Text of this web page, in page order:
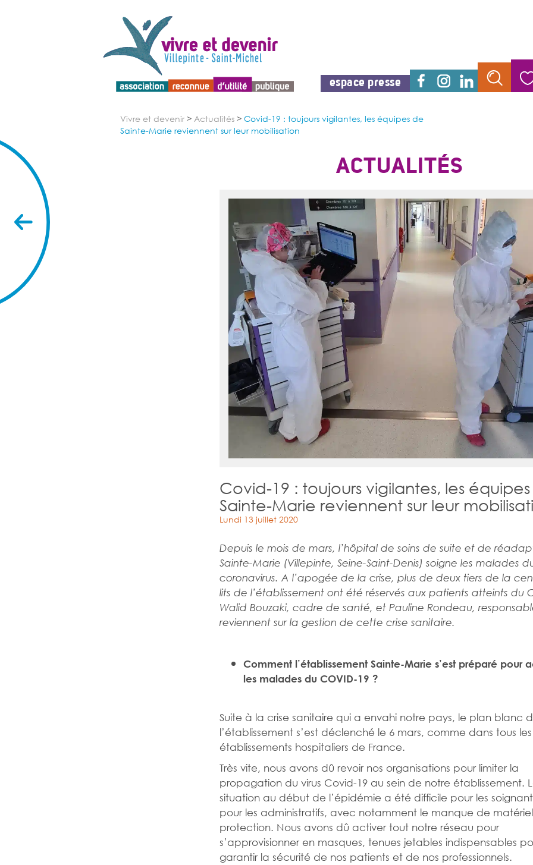
espace presse
Vivre et devenir > Actualités > Covid-19 : toujours vigilantes, les équipes de
Sainte-Marie reviennent sur leur mobilisation
ACTUALITÉS
Covid-19 : toujours vigilantes, les
Sainte-Marie reviennent sur leur
Lundi 13 juillet 2020
Depuis le mois de mars, l’hôpital de soins de suite et de
Sainte-Marie (Villepinte, Seine-Saint-Denis) soigne les malades
coronavirus. A l’apogée de la crise, plus de deux tiers de la
lits de l’établissement ont été réservés aux patients atteints du
Walid Bouzaki, cadre de santé, et Pauline Rondeau,
reviennent sur la gestion de cette crise sanitaire.
Comment l’établissement Sainte-Marie s’est préparé pour
les malades du COVID-19 ?
Suite à la crise sanitaire qui a envahi notre pays, le plan blanc
l’établissement s’est déclenché le 6 mars, comme dans tous les
établissements hospitaliers de France.
Très vite, nous avons dû revoir nos organisations pour limiter la
propagation du virus Covid-19 au sein de notre établissement.
situation au début de l’épidémie a été difficile pour les
pour les administratifs, avec notamment le manque de
protection. Nous avons dû activer tout notre réseau pour
s’approvisionner en masques, tenues jetables indispensables
garantir la sécurité de nos patients et de nos professionnels.